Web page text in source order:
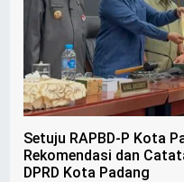
Setuju RAPBD-P Kota
Rekomendasi dan
DPRD Kota Padang